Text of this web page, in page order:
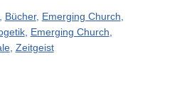
Bücher, Emerging Church
, Emerging Church
, Zeitgeist